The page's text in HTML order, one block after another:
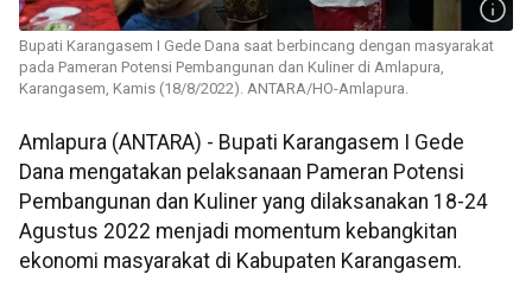
Bupati Karangasem I Gede Dana saat berbincang dengan masyarakat
pada Pameran Potensi Pembangunan dan Kuliner di Amlapura,
Karangasem, Kamis (18/8/2022). ANTARA/HO-Amlapura.
Amlapura (ANTARA) - Bupati Karangasem I Gede
Dana mengatakan pelaksanaan Pameran Potensi
Pembangunan dan Kuliner yang dilaksanakan 18-24
Agustus 2022 menjadi momentum kebangkitan
ekonomi masyarakat di Kabupaten Karangasem.